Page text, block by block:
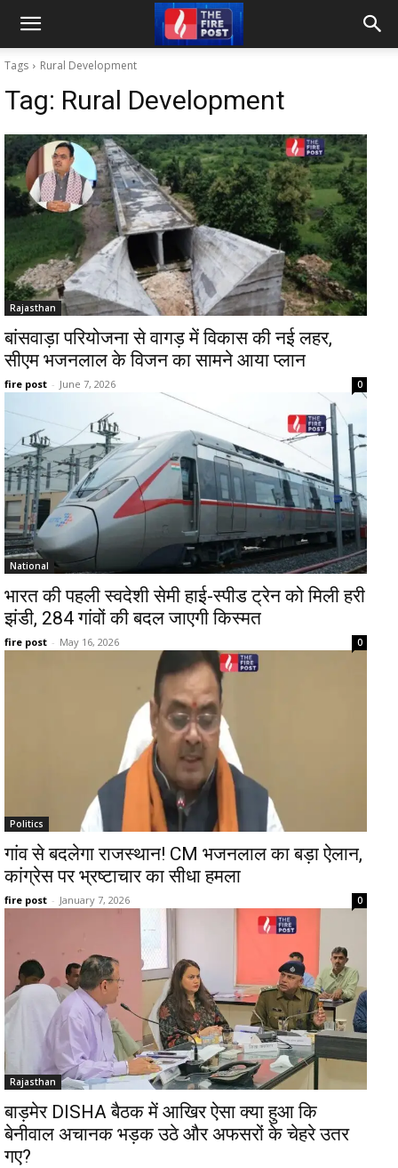
Tags Rural Development
Tag: Rural Development
Rajasthan
बांसवाड़ा परियोजना से वागड़ में विकास की नई लहर,
सीएम भजनलाल के विजन का सामने आया प्लान
fire post - June 7, 2026 0
National
भारत की पहली स्वदेशी सेमी हाई-स्पीड ट्रेन को मिली हरी
झंडी, 284 गांवों की बदल जाएगी किस्मत
fire post - May 16, 2026 0
Politics
गांव से बदलेगा राजस्थान! CM भजनलाल का बड़ा ऐलान,
कांग्रेस पर भ्रष्टाचार का सीधा हमला
fire post - January 7, 2026 0
Rajasthan
बाड़मेर DISHA बैठक में आखिर ऐसा क्या हुआ कि
बेनीवाल अचानक भड़क उठे और अफसरों के चेहरे उतर
गए?